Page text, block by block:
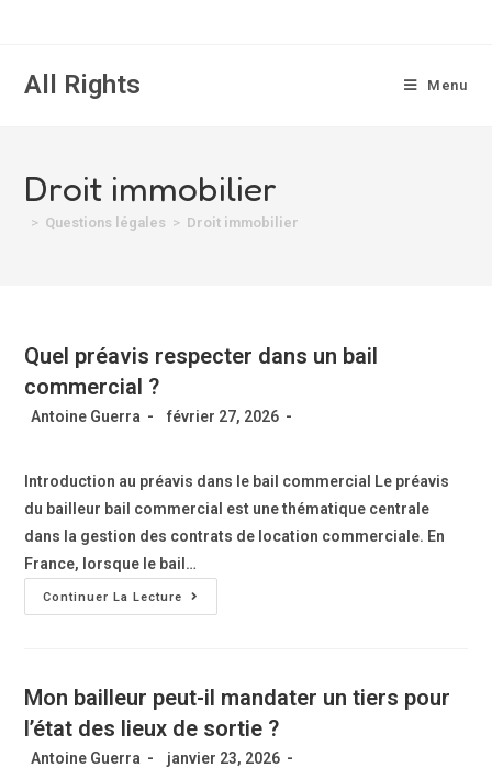
All Rights Menu
Droit immobilier
> Questions légales > Droit immobilier
Quel préavis respecter dans un bail
commercial ?
Antoine Guerra février 27, 2026
Introduction au préavis dans le bail commercial Le préavis
du bailleur bail commercial est une thématique centrale
dans la gestion des contrats de location commerciale. En
France, lorsque le bail…
Continuer La Lecture
Mon bailleur peut-il mandater un tiers pour
l’état des lieux de sortie ?
Antoine Guerra janvier 23, 2026